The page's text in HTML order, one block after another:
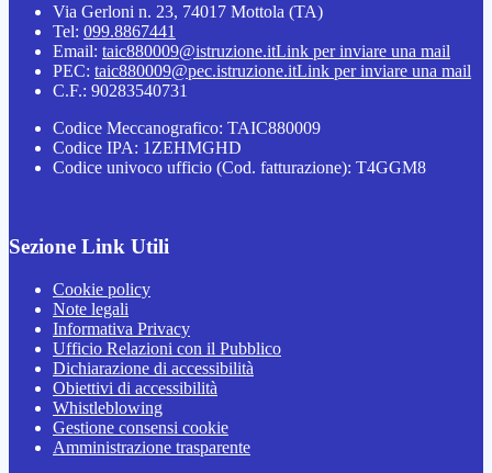
Via Gerloni n. 23, 74017 Mottola (TA)
Tel: 099.8867441
Email: taic880009@istruzione.itLink per inviare una mail
PEC: taic880009@pec.istruzione.itLink per inviare una mail
C.F.: 90283540731
Codice Meccanografico: TAIC880009
Codice IPA: 1ZEHMGHD
Codice univoco ufficio (Cod. fatturazione): T4GGM8
Sezione Link Utili
Cookie policy
Note legali
Informativa Privacy
Ufficio Relazioni con il Pubblico
Dichiarazione di accessibilità
Obiettivi di accessibilità
Whistleblowing
Gestione consensi cookie
Amministrazione trasparente